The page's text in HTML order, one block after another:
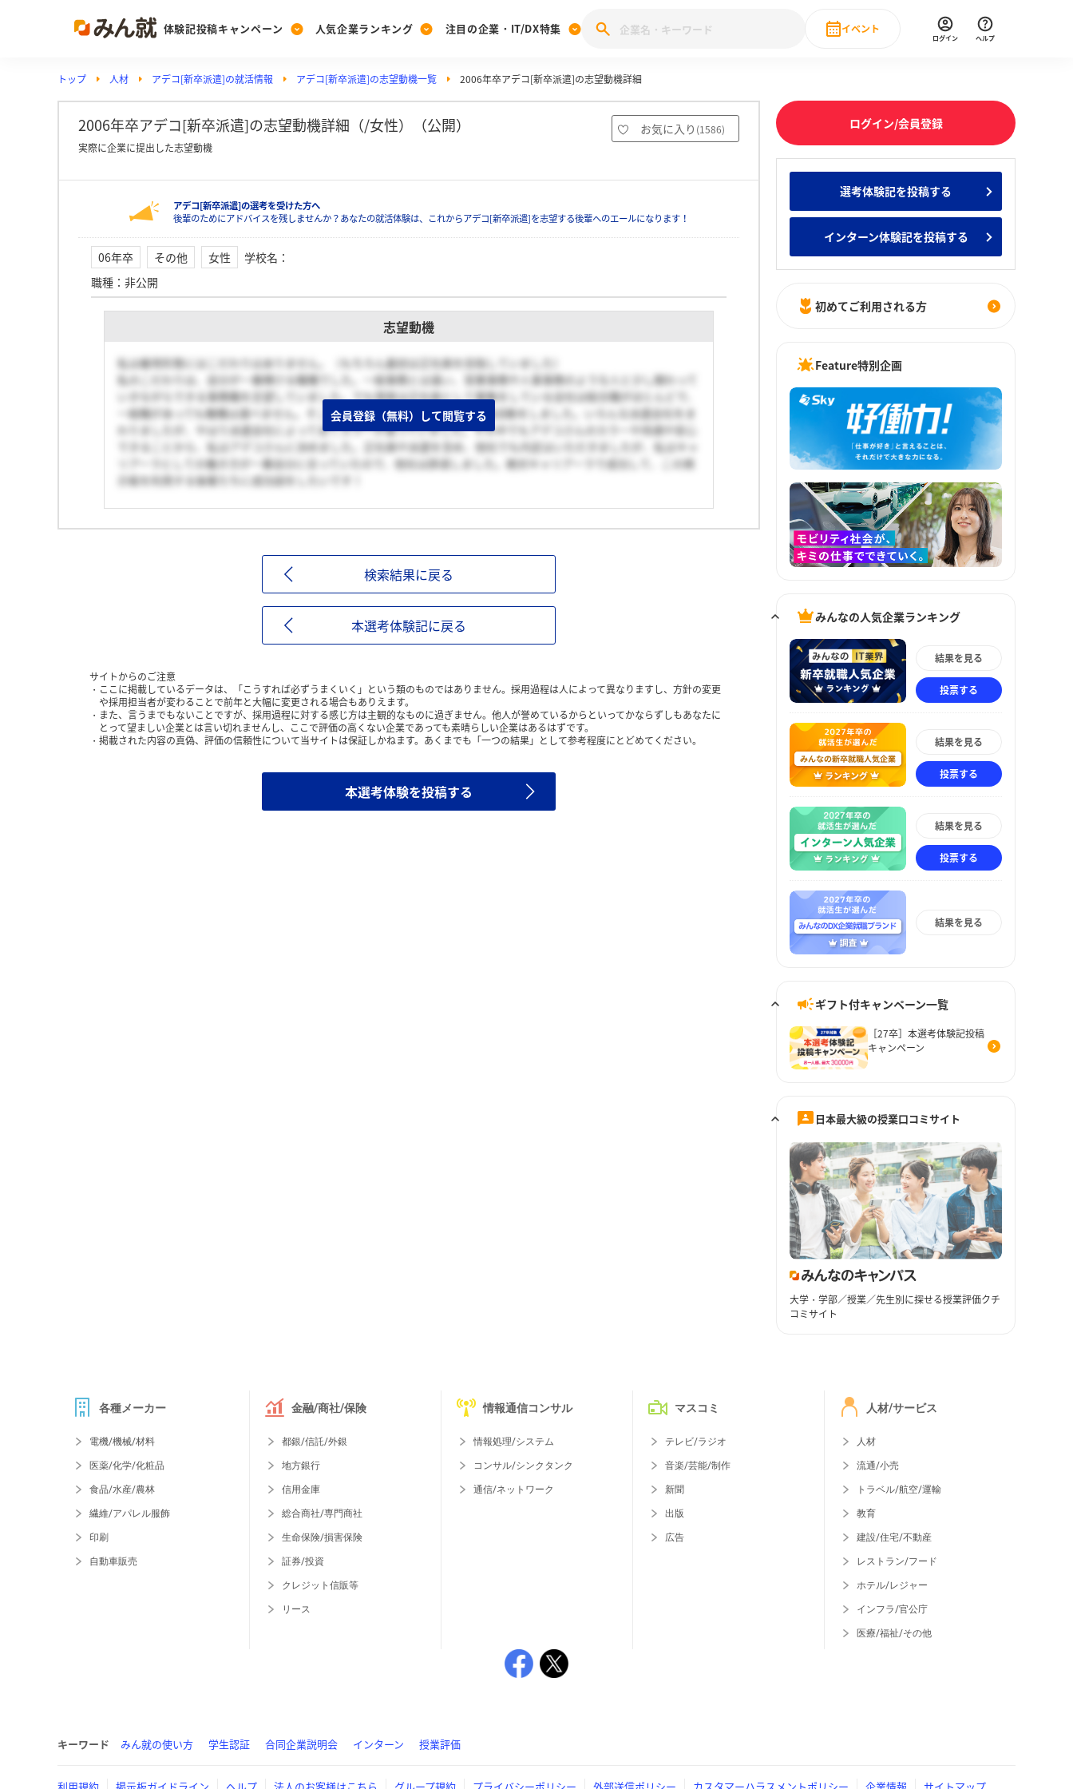
体験記投稿キャンペーン
Post
投稿する
[27卒] 本選考体験記投稿キャンペーン
人気企業ランキング
Ranking
ランキングを見る
みんなのDX企業就職ブランド調査
Vote
投票する
みんなの新卒就職人気企業ランキング みんなのインターン人気企業ランキ
注目の企業・IT/DX特集
PickUp
注目の企業特集
28卒 IT・DX現場社員インタビュー
イベント
直近のイベント一覧
ログイン ヘルプ
トップ 人材 アデコ[新卒派遣]の就活情報 アデコ[新卒派遣]の志望動機一覧 2006年卒アデコ[新卒派遣]の志望動機詳細
2006年卒アデコ[新卒派遣]の志望動機詳細（/女性）（公開） お気に入り (1586)
実際に企業に提出した志望動機
アデコ[新卒派遣]の選考を受けた方へ
後輩のためにアドバイスを残しませんか？あなたの就活体験は、これからアデコ[新卒派遣]を志望する後輩へのエールになります！
06年卒 その他 女性 学校名 ：
職種 ： 非公開
志望動機
私は雇用形態にはこだわりはありません。（もちろん最初は正社員を目指していました）
私のこだわりは、自分が一番輝ける職種でした。一般事務とは違い、営業事務や人事事務のような人と少し関わって
いきながらできる事務職を志望していました。でも現実は正社員として募集をしている会社は総合職がほとんどで、
一般職があっても職種は選べません。そこで、新卒派遣を視野にいれて就職活動をしました。いろんな派遣会社をま
わりましたが、やはり派遣会社によって全くカラーが違っていました。その中でもアデコさんのカラーや待遇や安心
できることから、私はアデコさんに決めました。正社員や派遣を含め、他社でも内定はいただきましたが、私はキャ
リアーラとしての働き方が一番自分に合っていたので、他社は辞退しました。絶対キャリアーラで成功して、この掲
示板を利用する後輩たちに成功話をしたいです！
会員登録（無料）して閲覧する
検索結果に戻る
本選考体験記に戻る
サイトからのご注意
ここに掲載しているデータは、「こうすれば必ずうまくいく」という類のものではありません。採用過程は人によって異なりますし、方針の変更
や採用担当者が変わることで前年と大幅に変更される場合もありえます。
また、言うまでもないことですが、採用過程に対する感じ方は主観的なものに過ぎません。他人が誉めているからといってかならずしもあなたに
とって望ましい企業とは言い切れませんし、ここで評価の高くない企業であっても素晴らしい企業はあるはずです。
掲載された内容の真偽、評価の信頼性について当サイトは保証しかねます。あくまでも「一つの結果」として参考程度にとどめてください。
本選考体験を投稿する
ログイン/会員登録
選考体験記を投稿する
インターン体験記を投稿する
初めてご利用される方
Feature特別企画
みんなの人気企業ランキング
結果を見る
投票する
結果を見る
投票する
結果を見る
投票する
結果を見る
ギフト付キャンペーン一覧
［27卒］本選考体験記投稿
キャンペーン
日本最大級の授業口コミサイト
大学・学部／授業／先生別に探せる授業評価クチ
コミサイト
各種メーカー
電機/機械/材料
医薬/化学/化粧品
食品/水産/農林
繊維/アパレル服飾
印刷
自動車販売
金融/商社/保険
都銀/信託/外銀
地方銀行
信用金庫
総合商社/専門商社
生命保険/損害保険
証券/投資
クレジット信販等
リース
情報通信コンサル
情報処理/システム
コンサル/シンクタンク
通信/ネットワーク
マスコミ
テレビ/ラジオ
音楽/芸能/制作
新聞
出版
広告
人材/サービス
人材
流通/小売
トラベル/航空/運輸
教育
建設/住宅/不動産
レストラン/フード
ホテル/レジャー
インフラ/官公庁
医療/福祉/その他
キーワード みん就の使い方 学生認証 合同企業説明会 インターン 授業評価